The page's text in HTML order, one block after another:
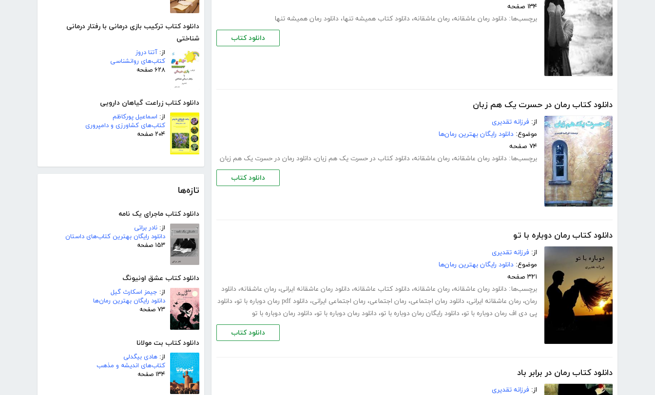
دانلود کتاب ترکیب بازی درمانی با رفتار درمانی
شناختی
از: آتنا دروز
کتاب‌های روانشناسی
۶۲۸ صفحه
دانلود کتاب زراعت گیاهان دارویی
از: اسماعیل پورکاظم
کتاب‌های کشاورزی و دامپروری
۲۰۴ صفحه
تازه‌ها
دانلود کتاب ماجرای یک نامه
از: نادر براتی
دانلود رایگان بهترین کتاب‌های داستان
۱۵۳ صفحه
دانلود کتاب عشق اونیونگ
از: جیمز اسکارث گیل
دانلود رایگان بهترین رمان‌ها
۷۳ صفحه
دانلود کتاب بت مولانا
از: هادی بیگدلی
کتاب‌های اندیشه و مذهب
۱۳۴ صفحه
۱۳۴ صفحه
برچسب‌ها: دانلود رمان عاشقانه، رمان عاشقانه، دانلود کتاب همیشه تنها، دانلود رمان همیشه تنها
دانلود کتاب
دانلود کتاب رمان در حسرت یک هم زبان
از: فرزانه تقدیری
موضوع: دانلود رایگان بهترین رمان‌ها
۷۴ صفحه
برچسب‌ها: دانلود رمان عاشقانه، رمان عاشقانه، دانلود کتاب در حسرت یک هم زبان، دانلود رمان در حسرت یک هم زبان
دانلود کتاب
دانلود کتاب رمان دوباره با تو
از: فرزانه تقدیری
موضوع: دانلود رایگان بهترین رمان‌ها
۳۲۱ صفحه
برچسب‌ها: دانلود رمان عاشقانه، رمان عاشقانه، دانلود کتاب عاشقانه، دانلود رمان عاشقانه ایرانی، رمان عاشقانه، دانلود
رمان، رمان عاشقانه ایرانی، دانلود رمان اجتماعی، رمان اجتماعی، رمان اجتماعی ایرانی، دانلود pdf رمان دوباره با تو ، دانلود
پی دی اف رمان دوباره با تو، دانلود رایگان رمان دوباره با تو، دانلود رمان دوباره با تو، دانلود رمان دوباره با تو
دانلود کتاب
دانلود کتاب رمان در برابر باد
از: فرزانه تقدیری